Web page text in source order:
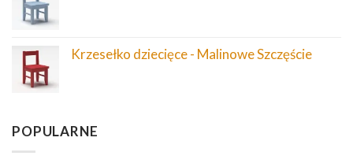
Krzesełko dziecięce - Malinowe Szczęście
POPULARNE